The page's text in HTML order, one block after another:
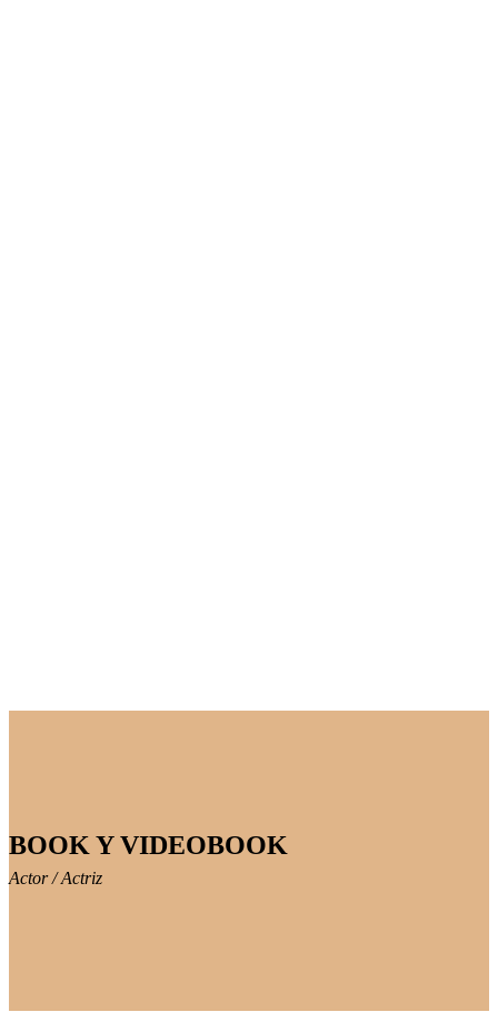
BOOK Y VIDEOBOOK
Actor / Actriz